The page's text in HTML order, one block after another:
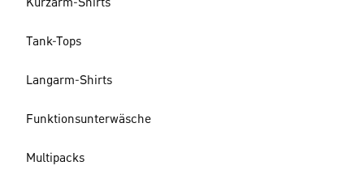
Kurzarm-Shirts
Tank-Tops
Langarm-Shirts
Funktionsunterwäsche
Multipacks